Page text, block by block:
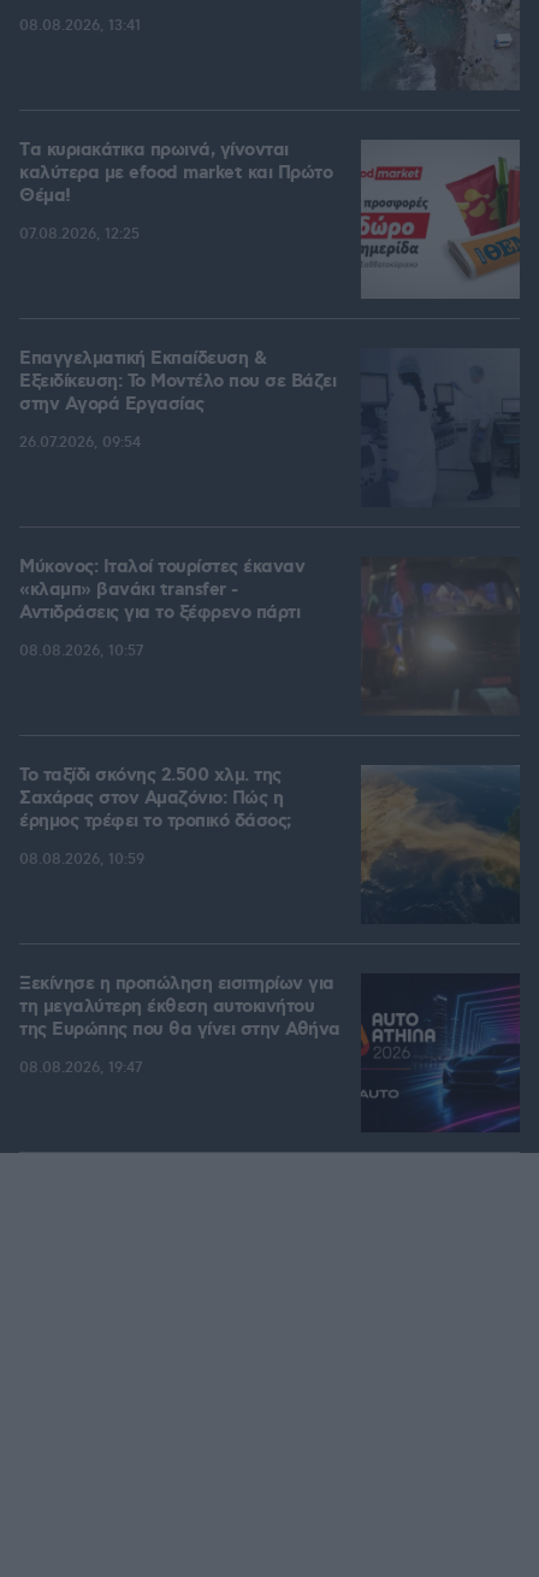
08.08.2026, 13:41
Tα κυριακάτικα πρωινά, γίνονται
καλύτερα με efood market και Πρώτο
Θέμα!
07.08.2026, 12:25
Επαγγελματική Εκπαίδευση &
Εξειδίκευση: Το Mοντέλο που σε Bάζει
στην Aγορά Eργασίας
26.07.2026, 09:54
Μύκονος: Ιταλοί τουρίστες έκαναν
«κλαμπ» βανάκι transfer -
Αντιδράσεις για το ξέφρενο πάρτι
08.08.2026, 10:57
Το ταξίδι σκόνης 2.500 χλμ. της
Σαχάρας στον Αμαζόνιο: Πώς η
έρημος τρέφει το τροπικό δάσος;
08.08.2026, 10:59
Ξεκίνησε η προπώληση εισιτηρίων για
τη μεγαλύτερη έκθεση αυτοκινήτου
της Ευρώπης που θα γίνει στην Αθήνα
08.08.2026, 19:47